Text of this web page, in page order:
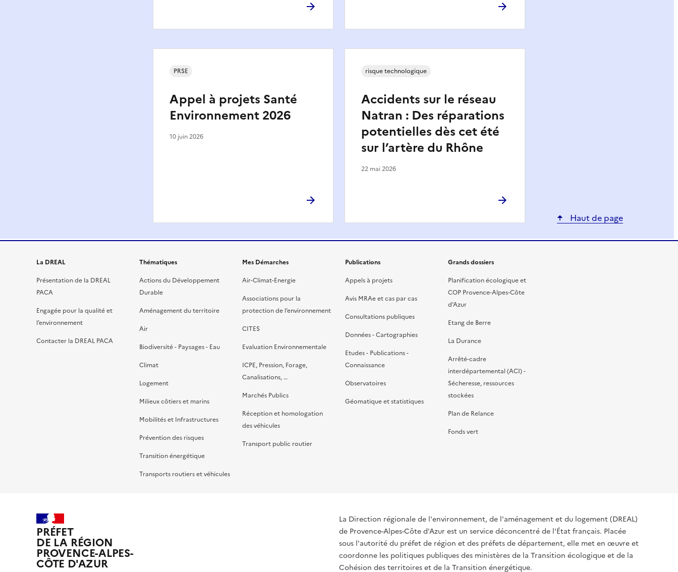
Appel à projets Santé
Environnement 2026
PRSE
10 juin 2026
Accidents sur le réseau
Natran : Des réparations
potentielles dès cet été
sur l’artère du Rhône
risque technologique
22 mai 2026
Haut de page
La DREAL
Présentation de la DREAL
PACA
Engagée pour la qualité et
l’environnement
Contacter la DREAL PACA
Thématiques
Actions du Développement
Durable
Aménagement du territoire
Air
Biodiversité - Paysages - Eau
Climat
Logement
Milieux côtiers et marins
Mobilités et Infrastructures
Prévention des risques
Transition énergétique
Transports routiers et véhicules
Mes Démarches
Air-Climat-Energie
Associations pour la
protection de l’environnement
CITES
Evaluation Environnementale
ICPE, Pression, Forage,
Canalisations, …
Marchés Publics
Réception et homologation
des véhicules
Transport public routier
Publications
Appels à projets
Avis MRAe et cas par cas
Consultations publiques
Données - Cartographies
Etudes - Publications -
Connaissance
Observatoires
Géomatique et statistiques
Grands dossiers
Planification écologique et
COP Provence-Alpes-Côte
d’Azur
Etang de Berre
La Durance
Arrêté-cadre
interdépartemental (ACI) -
Sécheresse, ressources
stockées
Plan de Relance
Fonds vert
PRÉFET
DE LA RÉGION
PROVENCE-ALPES-
CÔTE D'AZUR
La Direction régionale de l'environnement, de l'aménagement et du logement (DREAL)
de Provence-Alpes-Côte d'Azur est un service déconcentré de l'État français. Placée
sous l'autorité du préfet de région et des préfets de département, elle met en œuvre et
coordonne les politiques publiques des ministères de la Transition écologique et de la
Cohésion des territoires et de la Transition énergétique.